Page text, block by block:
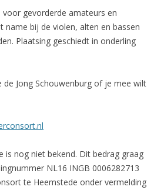
gevorderde amateurs en
name bij de violen, alten en bassen
Plaatsing geschiedt in onderling
de Jong Schouwenburg of je mee wilt
is nog niet bekend. Dit bedrag graag
NL16 INGB 0006282713
te Heemstede onder vermelding